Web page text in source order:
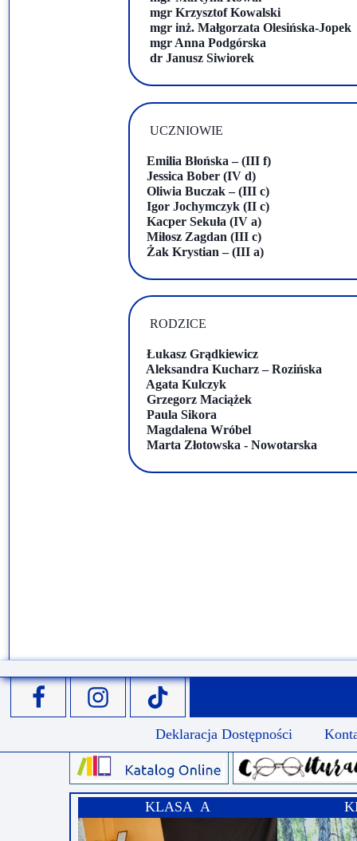
Przerwy szkolne
KLASA A
Deklaracja Dostępności
RODZICE
Łukasz Grądkiewicz
Aleksandra Kucharz – Rozińska
Agata Kulczyk
Grzegorz Maciążek
Paula Sikora
Magdalena Wróbel
Marta Złotowska - Nowotarska
UCZNIOWIE
Emilia Błońska – (III f)
Jessica Bober (IV d)
Oliwia Buczak – (III c)
Igor Jochymczyk (II c)
Kacper Sekuła (IV a)
Miłosz Zagdan (III c)
Żak Krystian – (III a)
mgr Krzysztof Kowalski
mgr inż. Małgorzata Olesińska-Jopek
mgr Anna Podgórska
dr Janusz Siwiorek